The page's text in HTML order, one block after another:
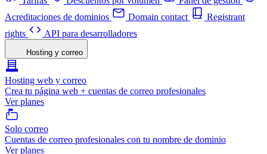
Acreditaciones de dominios
Domain contact
Registrant
rights
API para desarrolladores
Hosting y correo
Hosting web y correo
Crea tu página web + cuentas de correo profesionales
Ver planes
Solo correo
Cuentas de correo profesionales con tu nombre de dominio
Ver planes